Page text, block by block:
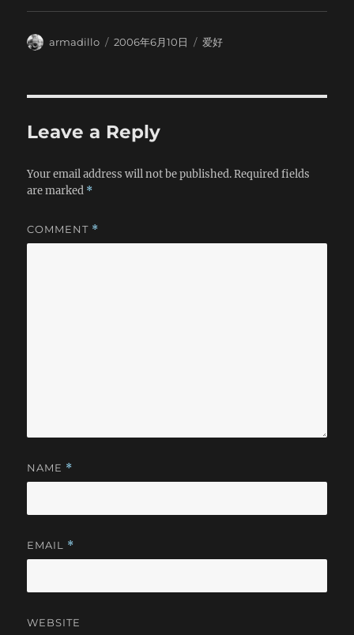
才知道去年北大老师的承诺只不过是一句废话。别人不会重视
你的。我平静地接受了这个事实，平静地让我自己都有些吃
惊。老子说，祸莫大于不知足咎莫大于欲得。我把这句话铭记
别人吧，谁爱去就去呗。所以，上了大学一定要努力学习。目
我在那天的迟到造成了许多不良后果。1、我迟到了2分钟，使
时间，早晨是训练的最佳时间，早上人们头脑清醒，体力充
蔓延到整个部队，这时，整个活动就办不起来了。4、迟到这种
看法，留下不好的印象，以后想改变也不行了。 因此，必须
对迟到行为严加改正。 纵观国际风云。美军在去年提出先发
两军对垒，先开火者胜，迟到者亡。 从广义上讲，迟到就是
慢人一步，而慢人一步就会处于被动挨打的境地，战略空间被
鼻子走，而不是被动应付，我们就要时刻争先，充当第一，而
绝不能作迟到者。 展望未来，军训是短暂的，人生是漫长
Author
armadillo
Posted
2006年6月10日 Categories
爱好
Leave a Reply
Your email address will not be published. Required fields
are marked *
COMMENT *
NAME *
EMAIL *
WEBSITE